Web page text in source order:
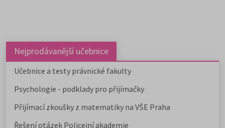
dále v nabídce na 9 soukromých
můžete studovat na 9
fakultách, dvou institutech a
vysokých školách od uměleckých
po ekonomické či technické.
Pedagogicky zaměřené obory
nabízejí také soukromé vysoké
Nejprodávanější učebnice
Učebnice a testy právnické fakulty
Psychologie - podklady pro přijímačky
Přijímací zkoušky z matematiky na VŠE Praha
Řešení otázek Policejní akademie